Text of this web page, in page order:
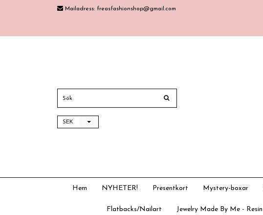
Mailadress: freasfashionshop@gmail.com
SEK
Hem NYHETER! Presentkort Mystery-boxar
Flatbacks/Nailart Jewelry Made By Me - Resin